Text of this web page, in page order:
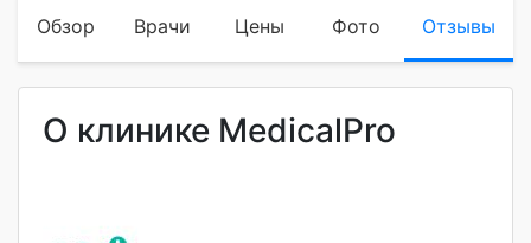
Обзор Врачи Цены Фото Отзывы
О клинике MedicalPro